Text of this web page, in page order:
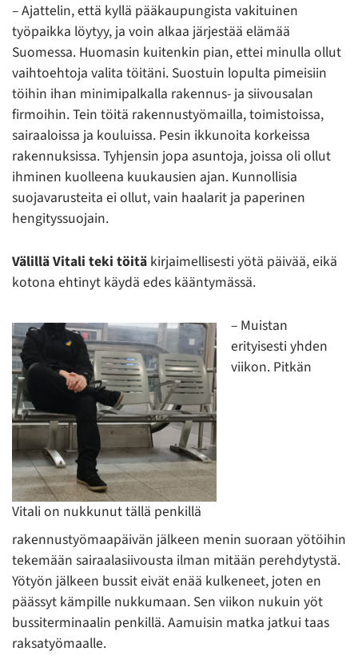
– Ajattelin, että kyllä pääkaupungista vakituinen
työpaikka löytyy, ja voin alkaa järjestää elämää
Suomessa. Huomasin kuitenkin pian, ettei minulla ollut
vaihtoehtoja valita töitäni. Suostuin lopulta pimeisiin
töihin ihan minimipalkalla rakennus- ja siivousalan
firmoihin. Tein töitä rakennustyömailla, toimistoissa,
sairaaloissa ja kouluissa. Pesin ikkunoita korkeissa
rakennuksissa. Tyhjensin jopa asuntoja, joissa oli ollut
ihminen kuolleena kuukausien ajan. Kunnollisia
suojavarusteita ei ollut, vain haalarit ja paperinen
hengityssuojain.
Välillä Vitali teki töitä kirjaimellisesti yötä päivää, eikä
kotona ehtinyt käydä edes kääntymässä.
Vitali on nukkunut tällä penkillä
– Muistan
erityisesti yhden
viikon. Pitkän
rakennustyömaapäivän jälkeen menin suoraan yötöihin
tekemään sairaalasiivousta ilman mitään perehdytystä.
Yötyön jälkeen bussit eivät enää kulkeneet, joten en
päässyt kämpille nukkumaan. Sen viikon nukuin yöt
bussiterminaalin penkillä. Aamuisin matka jatkui taas
raksatyömaalle.